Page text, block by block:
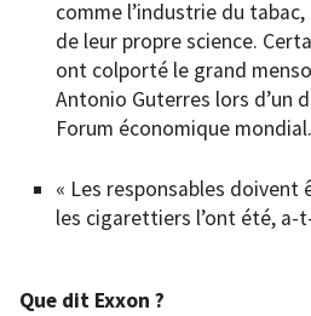
comme l’industrie du
de leur propre science.
ont colporté le grand
Antonio Guterres lors d’un
Forum économique mondial.
« Les responsables doivent
les cigarettiers l’ont été, a-
Que dit Exxon ?